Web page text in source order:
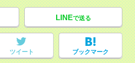
LINEで送る
ツイート ブックマーク